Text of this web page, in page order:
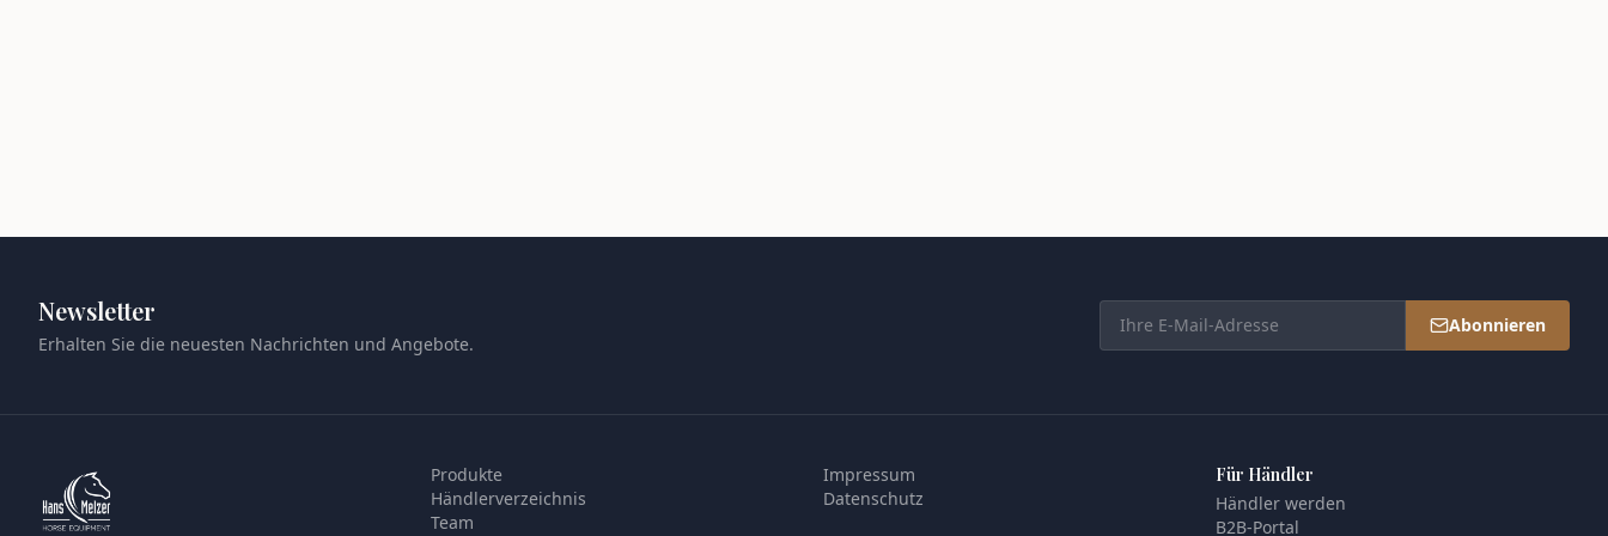
Newsletter
Erhalten Sie die neuesten Nachrichten und Angebote.
Abonnieren
Produkte
Händlerverzeichnis
Team
Impressum
Datenschutz
Für Händler
Händler werden
B2B-Portal